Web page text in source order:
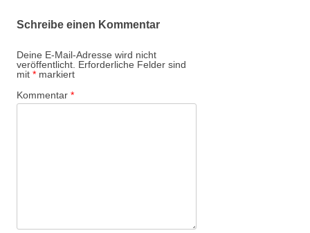
Schreibe einen Kommentar
Deine E-Mail-Adresse wird nicht
veröffentlicht. Erforderliche Felder sind
mit * markiert
Kommentar *